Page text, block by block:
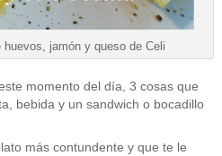
huevos, jamón y queso de Celi
momento del día, 3 cosas que
bebida y un sandwich o bocadillo
más contundente y que te le